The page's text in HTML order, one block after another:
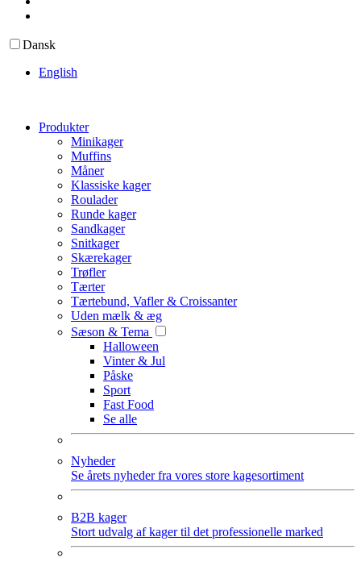
Dansk
English
Produkter
Minikager
Muffins
Måner
Klassiske kager
Roulader
Runde kager
Sandkager
Snitkager
Skærekager
Trøfler
Tærter
Tærtebund, Vafler & Croissanter
Uden mælk & æg
Sæson & Tema
Halloween
Vinter & Jul
Påske
Sport
Fast Food
Se alle
Nyheder
Se årets nyheder fra vores store kagesortiment
B2B kager
Stort udvalg af kager til det professionelle marked